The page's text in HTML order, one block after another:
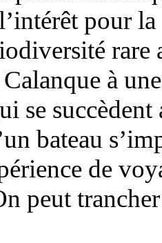
pour
Calanque à
se
bateau
de
peut